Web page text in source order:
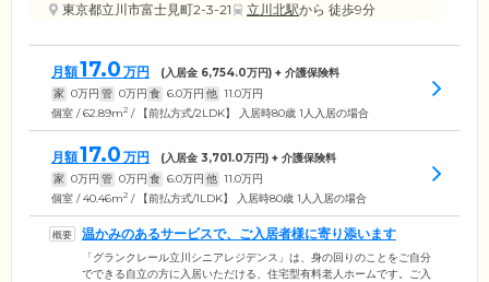
東京都立川市富士見町2-3-21
立川北駅から 徒歩9分
月額17.0 万円 (入居金 6,754.0万円) + 介護保険料
家 0万円 管 0万円 食 6.0万円 他 11.0万円
個室 / 62.89m2 / 【前払方式/2LDK】 入居時80歳 1人入居の場合
月額17.0 万円 (入居金 3,701.0万円) + 介護保険料
家 0万円 管 0万円 食 6.0万円 他 11.0万円
個室 / 40.46m2 / 【前払方式/1LDK】 入居時80歳 1人入居の場合
温かみのあるサービスで、ご入居者様に寄り添います
「グランクレール立川シニアレジデンス」は、身の回りのことをご自分
でできる自立の方に入居いただける、住宅型有料老人ホームです。ご入